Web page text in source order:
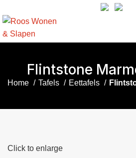
Flintstone
Home Tafels Eettafels
Click to enlarge